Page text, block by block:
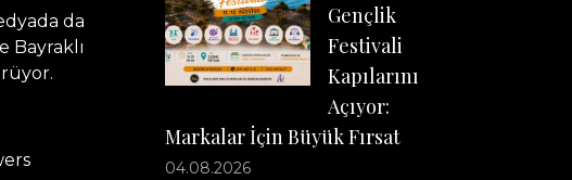
da
Bayraklı
Gençlik
Festivali
Kapılarını
Açıyor:
Markalar İçin Büyük Fırsat
04.08.2026